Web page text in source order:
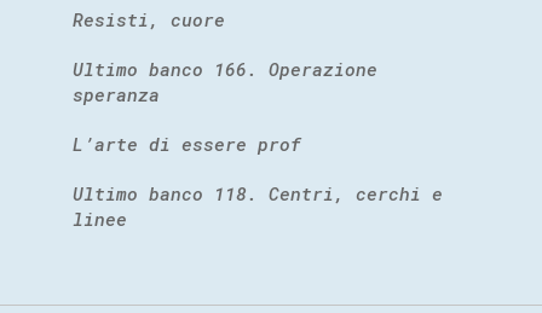
Resisti, cuore
Ultimo banco 166. Operazione
speranza
L’arte di essere prof
Ultimo banco 118. Centri, cerchi e
linee